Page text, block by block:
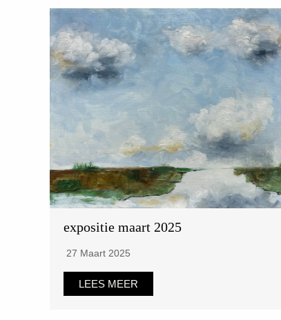
expositie maart 2025
27 Maart 2025
LEES MEER